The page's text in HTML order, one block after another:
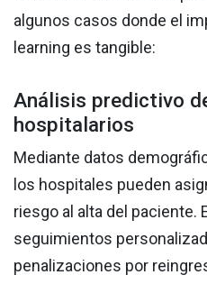
algunos casos donde el
learning es tangible:
Análisis predictivo
hospitalarios
Mediante datos
los hospitales pueden
riesgo al alta del paciente.
seguimientos
penalizaciones por